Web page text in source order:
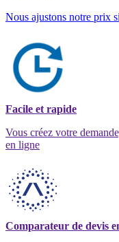
Nous ajustons notre prix
Facile et rapide
Vous créez votre
en ligne
Comparateur de devis